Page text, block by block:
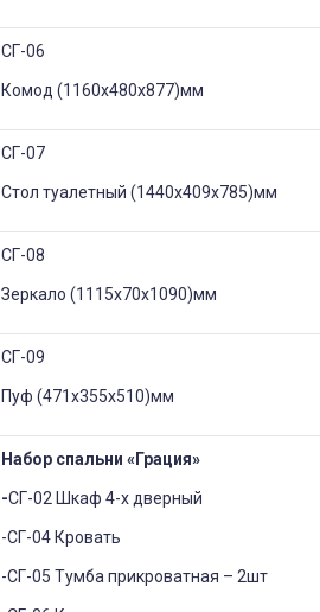
СГ-06
Комод (1160х480х877)мм
СГ-07
Стол туалетный (1440х409х785)мм
СГ-08
Зеркало (1115х70х1090)мм
СГ-09
Пуф (471х355х510)мм
Набор спальни «Грация»
-СГ-02 Шкаф 4-х дверный
-СГ-04 Кровать
-СГ-05 Тумба прикроватная – 2шт